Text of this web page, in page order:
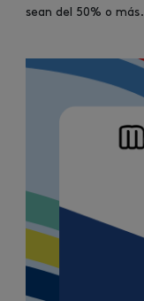
sean del 50% o más.
Image